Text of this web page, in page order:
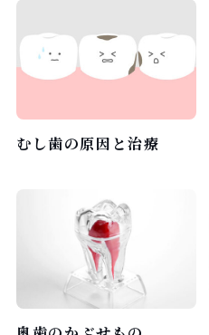
むし歯の原因と治療